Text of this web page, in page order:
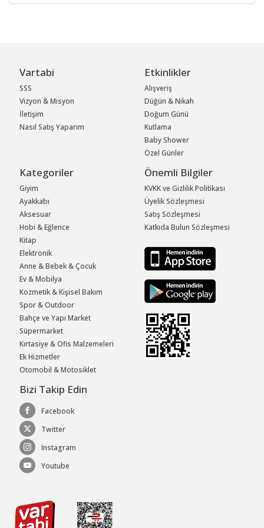
Vartabi
SSS
Vizyon & Misyon
İletişim
Nasıl Satış Yaparım
Etkinlikler
Alışveriş
Düğün & Nikah
Doğum Günü
Kutlama
Baby Shower
Özel Günler
Kategoriler
Giyim
Ayakkabı
Aksesuar
Hobi & Eğlence
Kitap
Elektronik
Anne & Bebek & Çocuk
Ev & Mobilya
Kozmetik & Kişisel Bakım
Spor & Outdoor
Bahçe ve Yapı Market
Süpermarket
Kırtasiye & Ofis Malzemeleri
Ek Hizmetler
Otomobil & Motosiklet
Önemli Bilgiler
KVKK ve Gizlilik Politikası
Üyelik Sözleşmesi
Satış Sözleşmesi
Katkıda Bulun Sözleşmesi
Bizi Takip Edin
Facebook
Twitter
Instagram
Youtube